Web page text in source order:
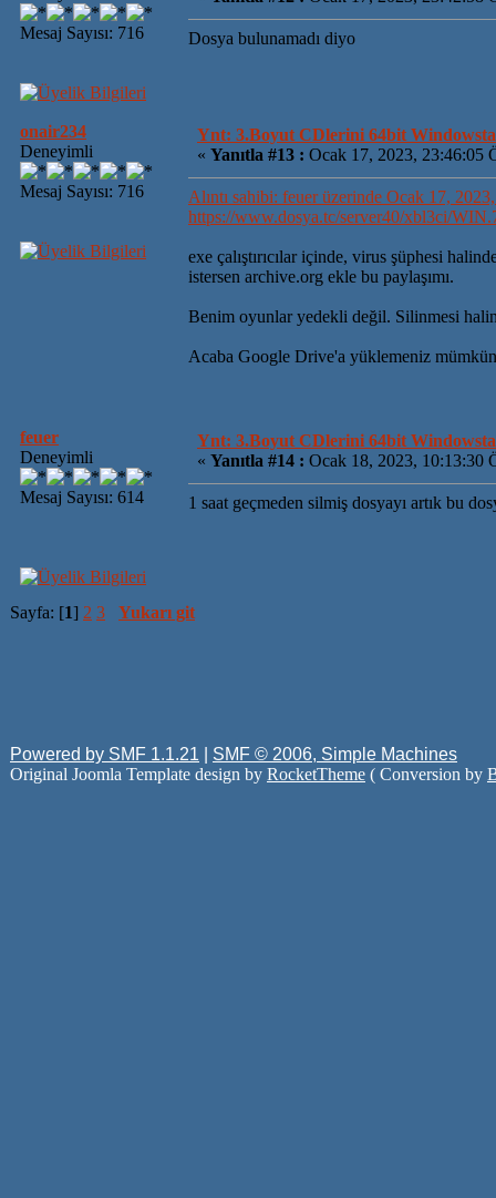
Mesaj Sayısı: 716 Dosya bulunamadı diyo
onair234
Deneyimli
Mesaj Sayısı: 716
Ynt: 3.Boyut CDlerini 64bit Windowsta
« Yanıtla #13 : Ocak 17, 2023, 23:46:05
Alıntı sahibi: feuer üzerinde Ocak 17,
https://www.dosya.tc/server40/xbl3ci/
exe çalıştırıcılar içinde, virus şüphesi
istersen archive.org ekle bu paylaşımı.
Benim oyunlar yedekli değil. Silinmesi
Acaba Google Drive'a yüklemeniz
feuer
Deneyimli
Mesaj Sayısı: 614
Ynt: 3.Boyut CDlerini 64bit Windowsta
« Yanıtla #14 : Ocak 18, 2023, 10:13:30
1 saat geçmeden silmiş dosyayı artık bu
Sayfa: [1] 2 3 Yukarı git
Powered by SMF 1.1.21
SMF © 2006, Simple Machines
Original Joomla Template design by RocketTheme ( Conversion by